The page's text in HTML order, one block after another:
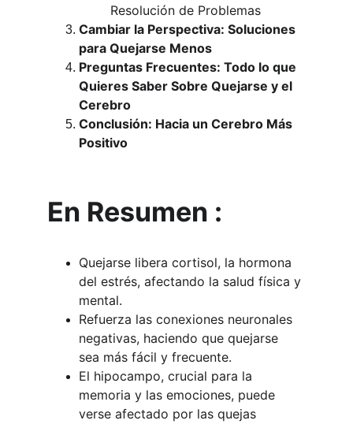
Resolución de Problemas
Cambiar la Perspectiva: Soluciones
para Quejarse Menos
Preguntas Frecuentes: Todo lo que
Quieres Saber Sobre Quejarse y el
Cerebro
Conclusión: Hacia un Cerebro Más
Positivo
En Resumen :
Quejarse libera cortisol, la hormona
del estrés, afectando la salud física y
mental.
Refuerza las conexiones neuronales
negativas, haciendo que quejarse
sea más fácil y frecuente.
El hipocampo, crucial para la
memoria y las emociones, puede
verse afectado por las quejas